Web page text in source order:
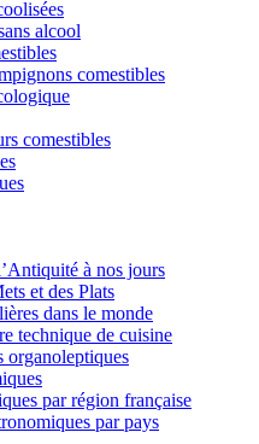
alcool
comestibles
comestibles
à nos jours
et des Plats
dans le monde
technique de cuisine
organoleptiques
par région française
par pays